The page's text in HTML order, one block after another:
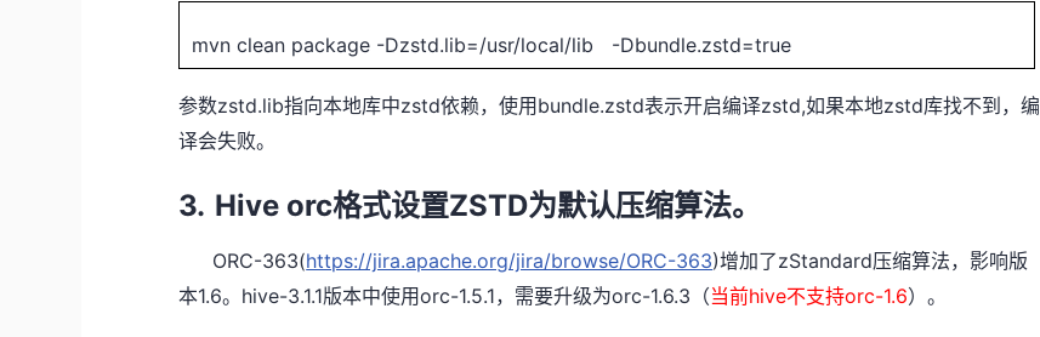
mvn clean package -Dzstd.lib=/usr/local/lib -Dbundle.zstd=true
参数zstd.lib指向本地库中zstd依赖，使用 bundle.zstd表示开启编译zstd,如果本地zstd库找不到，编
译会失败。
3. Hive orc格式设置ZSTD为默认压缩算法。
ORC-363(https://jira.apache.org/jira/browse/ORC-363)增加了zStandard压缩算法，影响版
本1.6。 hive-3.1.1版本中使用orc-1.5.1，需要升级为orc-1.6.3 （当前hive不支持orc-1.6）。